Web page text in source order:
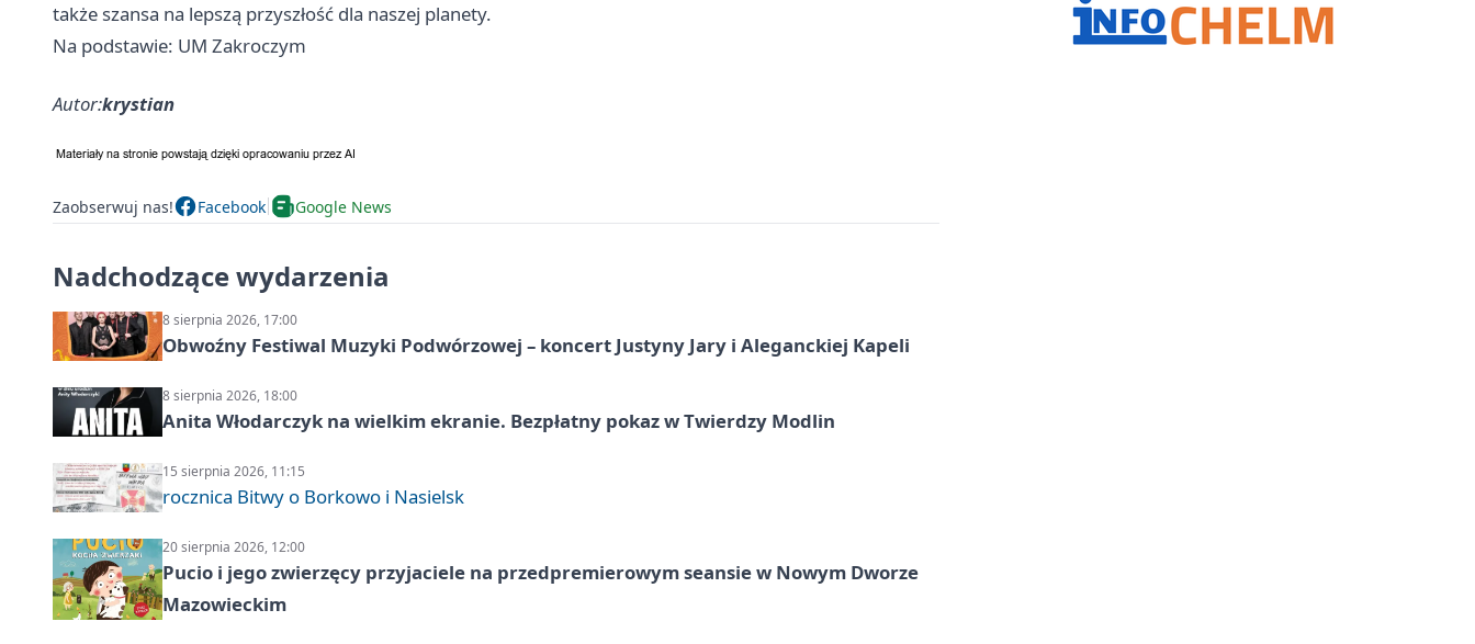
także szansa na lepszą przyszłość dla naszej planety.
Na podstawie: UM Zakroczym
Autor:krystian
Zaobserwuj nas! Facebook Google News
Nadchodzące wydarzenia
8 sierpnia 2026, 17:00
Obwoźny Festiwal Muzyki Podwórzowej – koncert Justyny Jary i Aleganckiej Kapeli
8 sierpnia 2026, 18:00
Anita Włodarczyk na wielkim ekranie. Bezpłatny pokaz w Twierdzy Modlin
15 sierpnia 2026, 11:15
rocznica Bitwy o Borkowo i Nasielsk
20 sierpnia 2026, 12:00
Pucio i jego zwierzęcy przyjaciele na przedpremierowym seansie w Nowym Dworze
Mazowieckim